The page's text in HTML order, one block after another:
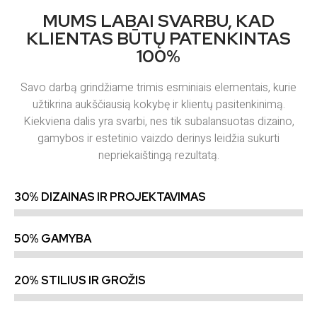
MUMS LABAI SVARBU, KAD
KLIENTAS BŪTŲ PATENKINTAS
100%
Savo darbą grindžiame trimis esminiais elementais, kurie
užtikrina aukščiausią kokybę ir klientų pasitenkinimą.
Kiekviena dalis yra svarbi, nes tik subalansuotas dizaino,
gamybos ir estetinio vaizdo derinys leidžia sukurti
nepriekaištingą rezultatą.
30% DIZAINAS IR PROJEKTAVIMAS
50% GAMYBA
20% STILIUS IR GROŽIS